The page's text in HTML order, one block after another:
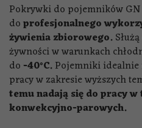
Pokrywki do pojemników GN
doprofesjonalnego
żywienia zbiorowego.
żywności w warunkach
do-40°C.Pojemniki idealnie
pracy w zakresie wyższych
temu nadają się do pracy
konwekcyjno-parowych.